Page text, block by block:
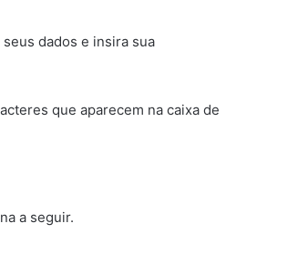
dados e insira sua
que aparecem na caixa de
a seguir.